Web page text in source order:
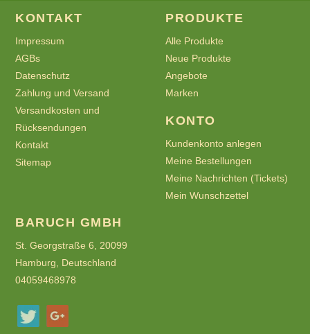
KONTAKT
Impressum
AGBs
Datenschutz
Zahlung und Versand
Versandkosten und
Rücksendungen
Kontakt
Sitemap
PRODUKTE
Alle Produkte
Neue Produkte
Angebote
Marken
KONTO
Kundenkonto anlegen
Meine Bestellungen
Meine Nachrichten (Tickets)
Mein Wunschzettel
BARUCH GMBH
St. Georgstraße 6, 20099
Hamburg, Deutschland
04059468978